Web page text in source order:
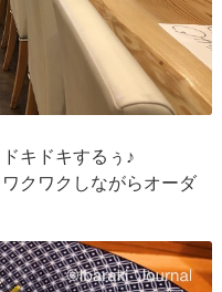
キドキするぅ♪
クワクしながらオーダ